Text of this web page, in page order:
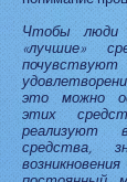
Чтобы люди
«лучшие»
это можно
этих
реализуют
средства,